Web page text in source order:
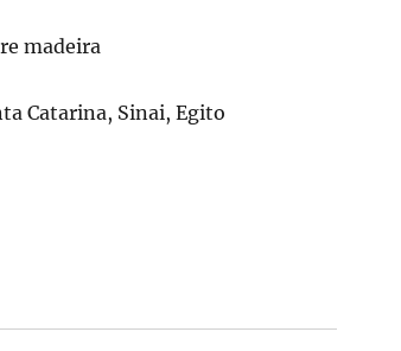
madeira
Catarina, Sinai, Egito